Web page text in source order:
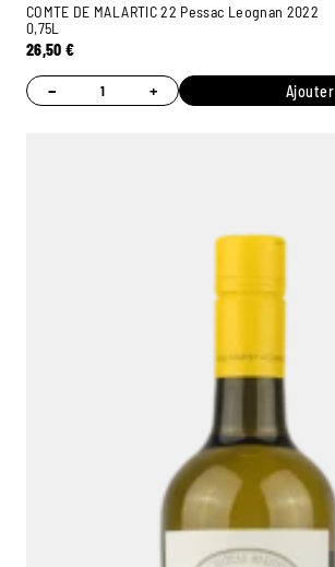
COMTE DE MALARTIC 22 Pessac Leognan 2022
0,75L
26,50€
− + Ajouter